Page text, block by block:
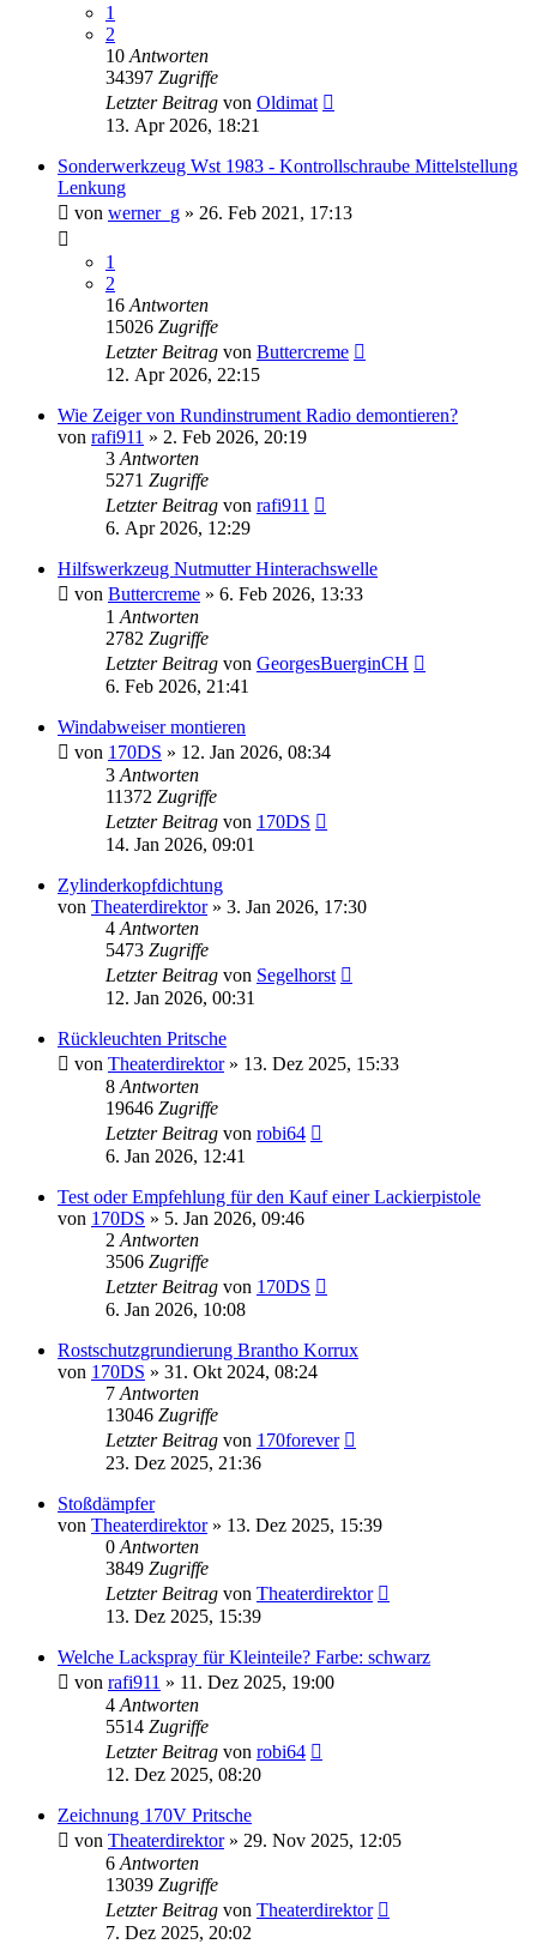
1
2
10 Antworten
34397 Zugriffe
Letzter Beitrag von Oldimat
13. Apr 2026, 18:21
Sonderwerkzeug Wst 1983 - Kontrollschraube Mittelstellung
Lenkung
von werner_g » 26. Feb 2021, 17:13
1
2
16 Antworten
15026 Zugriffe
Letzter Beitrag von Buttercreme
12. Apr 2026, 22:15
Wie Zeiger von Rundinstrument Radio demontieren?
von rafi911 » 2. Feb 2026, 20:19
3 Antworten
5271 Zugriffe
Letzter Beitrag von rafi911
6. Apr 2026, 12:29
Hilfswerkzeug Nutmutter Hinterachswelle
von Buttercreme » 6. Feb 2026, 13:33
1 Antworten
2782 Zugriffe
Letzter Beitrag von GeorgesBuerginCH
6. Feb 2026, 21:41
Windabweiser montieren
von 170DS » 12. Jan 2026, 08:34
3 Antworten
11372 Zugriffe
Letzter Beitrag von 170DS
14. Jan 2026, 09:01
Zylinderkopfdichtung
von Theaterdirektor» 3. Jan 2026, 17:30
4 Antworten
5473 Zugriffe
Letzter Beitrag von Segelhorst
12. Jan 2026, 00:31
Rückleuchten Pritsche
von Theaterdirektor» 13. Dez 2025, 15:33
8 Antworten
19646 Zugriffe
Letzter Beitrag von robi64
6. Jan 2026, 12:41
Test oder Empfehlung für den Kauf einer Lackierpistole
von 170DS » 5. Jan 2026, 09:46
2 Antworten
3506 Zugriffe
Letzter Beitrag von 170DS
6. Jan 2026, 10:08
Rostschutzgrundierung Brantho Korrux
von 170DS » 31. Okt 2024, 08:24
7 Antworten
13046 Zugriffe
Letzter Beitrag von 170forever
23. Dez 2025, 21:36
Stoßdämpfer
von Theaterdirektor» 13. Dez 2025, 15:39
0 Antworten
3849 Zugriffe
Letzter Beitrag von Theaterdirektor
13. Dez 2025, 15:39
Welche Lackspray für Kleinteile? Farbe: schwarz
von rafi911 » 11. Dez 2025, 19:00
4 Antworten
5514 Zugriffe
Letzter Beitrag von robi64
12. Dez 2025, 08:20
Zeichnung 170V Pritsche
von Theaterdirektor» 29. Nov 2025, 12:05
6 Antworten
13039 Zugriffe
Letzter Beitrag von Theaterdirektor
7. Dez 2025, 20:02